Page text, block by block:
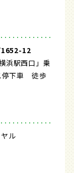
1652-12
浜駅西口」乗
停下車 徒歩
ル